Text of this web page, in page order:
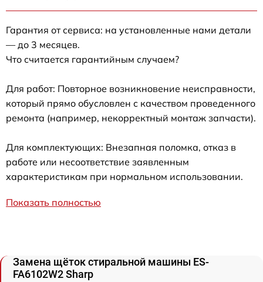
Гарантия от сервиса: на установленные нами детали
— до 3 месяцев.
Что считается гарантийным случаем?
Для работ: Повторное возникновение неисправности,
который прямо обусловлен с качеством проведенного
ремонта (например, некорректный монтаж запчасти).
Для комплектующих: Внезапная поломка, отказ в
работе или несоответствие заявленным
характеристикам при нормальном использовании.
Показать полностью
Замена щёток стиральной машины ES-
FA6102W2 Sharp